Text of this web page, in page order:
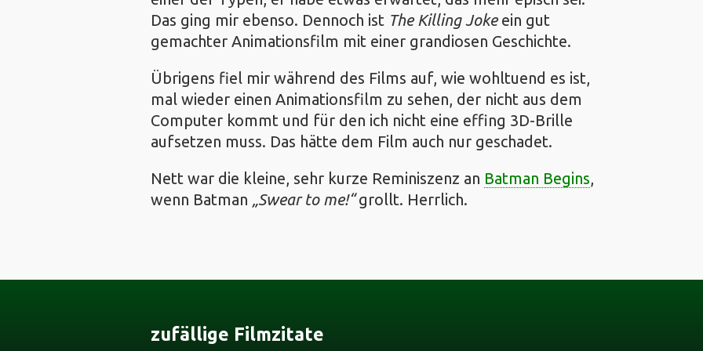
Das ging mir ebenso. Dennoch ist The Killing Jokeein gut
gemachter Animationsfilm mit einer grandiosen Geschichte.
Übrigens fiel mir während des Films auf, wie wohltuend es ist,
mal wieder einen Animationsfilm zu sehen, der nicht aus dem
Computer kommt und für den ich nicht eine effing 3D-Brille
aufsetzen muss. Das hätte dem Film auch nur geschadet.
Nett war die kleine, sehr kurze Reminiszenz an Batman Begins,
wenn Batman
Swear to me! grollt. Herrlich.
zufällige Filmzitate